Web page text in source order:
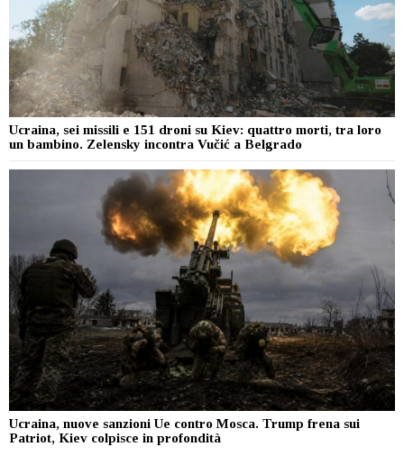
Ucraina, sei missili e 151 droni su Kiev: quattro morti, tra loro
un bambino. Zelensky incontra Vučić a Belgrado
Ucraina, nuove sanzioni Ue contro Mosca. Trump frena sui
Patriot, Kiev colpisce in profondità